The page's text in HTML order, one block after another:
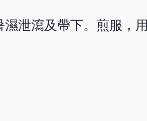
泄瀉及帶下。煎服，用